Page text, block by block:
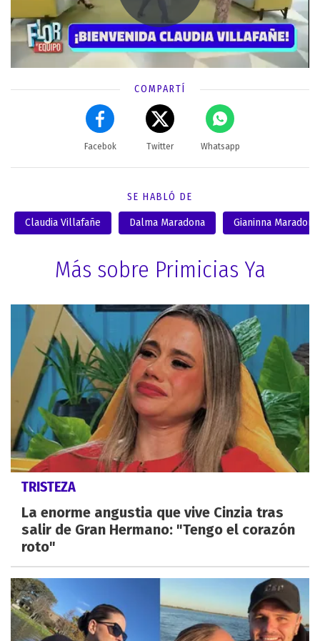
COMPARTÍ
Facebok Twitter Whatsapp
SE HABLÓ DE
Claudia Villafañe Dalma Maradona Gianinna Maradona
Más sobre Primicias Ya
TRISTEZA
La enorme angustia que vive Cinzia tras
salir de Gran Hermano: "Tengo el corazón
roto"